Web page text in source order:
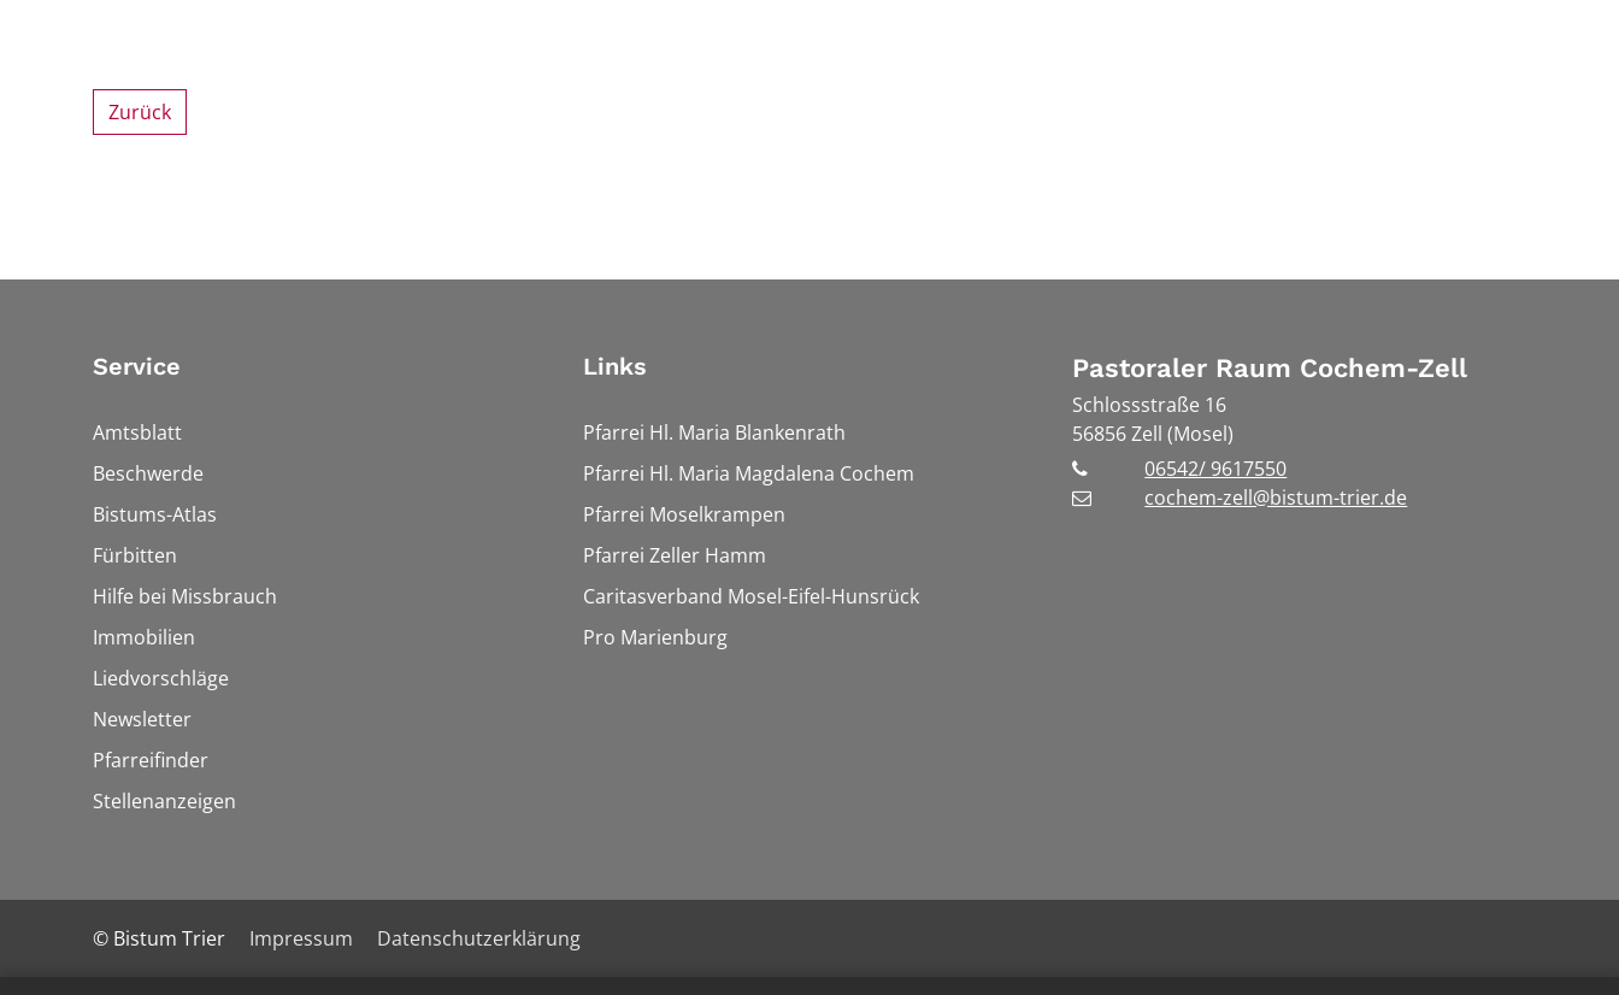
Zurück
Service
Amtsblatt
Beschwerde
Bistums-Atlas
Fürbitten
Hilfe bei Missbrauch
Immobilien
Liedvorschläge
Newsletter
Pfarreifinder
Stellenanzeigen
Links
Pfarrei Hl. Maria Blankenrath
Pfarrei Hl. Maria Magdalena Cochem
Pfarrei Moselkrampen
Pfarrei Zeller Hamm
Caritasverband Mosel-Eifel-Hunsrück
Pro Marienburg
Pastoraler Raum Cochem-Zell
Schlossstraße 16
56856Zell (Mosel)
06542/ 9617550
cochem-zell@bistum-trier.de
© Bistum Trier Impressum Datenschutzerklärung